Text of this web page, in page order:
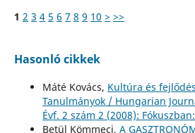
1 2 3 4 5 6 7 8 9 10 > >>
Hasonló cikkek
Máté Kovács, Kultúra és
Tanulmányok / Hungarian
Évf. 2 szám 2 (2008):
Betül Kömmeci, A